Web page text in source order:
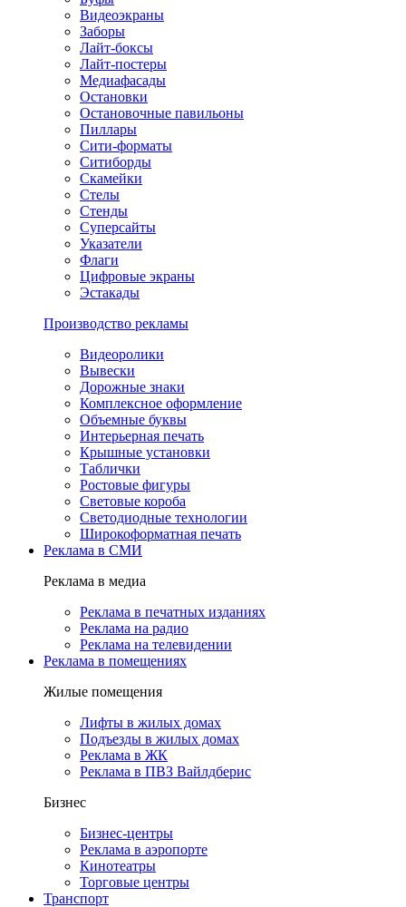
Видеоэкраны
Заборы
Лайт-боксы
Лайт-постеры
Медиафасады
Остановки
Остановочные павильоны
Пиллары
Сити-форматы
Ситиборды
Скамейки
Стелы
Стенды
Суперсайты
Указатели
Флаги
Цифровые экраны
Эстакады
Производство рекламы
Видеоролики
Вывески
Дорожные знаки
Комплексное оформление
Объемные буквы
Интерьерная печать
Крышные установки
Таблички
Ростовые фигуры
Световые короба
Светодиодные технологии
Широкоформатная печать
Реклама в СМИ
Реклама в медиа
Реклама в печатных изданиях
Реклама на радио
Реклама на телевидении
Реклама в помещениях
Жилые помещения
Лифты в жилых домах
Подъезды в жилых домах
Реклама в ЖК
Реклама в ПВЗ Вайлдберис
Бизнес
Бизнес-центры
Реклама в аэропорте
Кинотеатры
Торговые центры
Транспорт